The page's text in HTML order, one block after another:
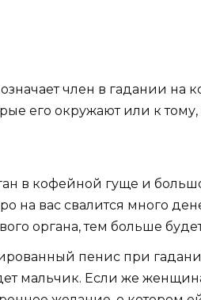
означает член в гадании на
его окружают или к
в кофейной гуще и
на вас свалится много
органа, тем больше
пенис при
мальчик. Если же